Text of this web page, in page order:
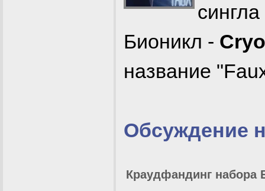
Бионикл -
название
Обсуждение
Краудфандинг набора